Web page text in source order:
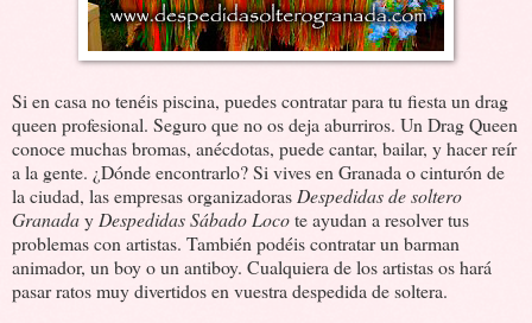
Si en casa no tenéis piscina, puedes contratar para tu fiesta un drag
queen profesional. Seguro que no os deja aburriros. Un Drag Queen
conoce muchas bromas, anécdotas, puede cantar, bailar, y hacer reír
a la gente. ¿Dónde encontrarlo? Si vives en Granada o cinturón de
la ciudad, las empresas organizadorasDespedidas de soltero
GranadayDespedidas Sábado Locote ayudan a resolver tus
problemas con artistas. También podéis contratar un barman
animador, un boy o un antiboy. Cualquiera de los artistas os hará
pasar ratos muy divertidos en vuestra despedida de soltera.